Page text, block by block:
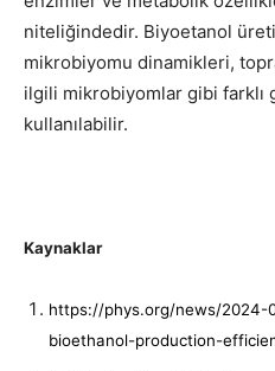
niteliğindedir. Biyoetanol
mikrobiyomu dinamikleri,
ilgili mikrobiyomlar gibi farklı
kullanılabilir.
Kaynaklar
https://phys.org/news/2024-
bioethanol-production-